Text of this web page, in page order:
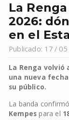
La
2026:
en el
Publicado: 17 /
La Renga
una nueva
su público.
La banda
Kempes para el